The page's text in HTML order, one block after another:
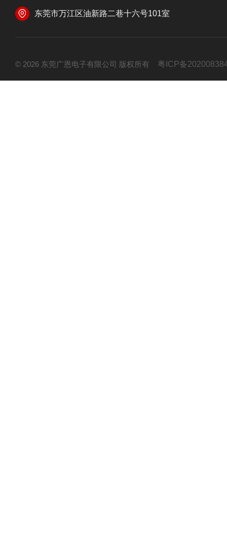
东莞市万江区油新路二巷十六号101室
© 2026 东莞广恩电子有限公司 版权所有 粤ICP备